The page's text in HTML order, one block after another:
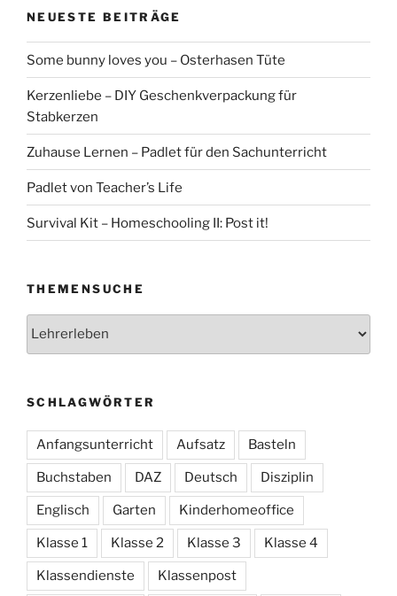
NEUESTE BEITRÄGE
Some bunny loves you – Osterhasen Tüte
Kerzenliebe – DIY Geschenkverpackung für
Stabkerzen
Zuhause Lernen – Padlet für den Sachunterricht
Padlet von Teacher’s Life
Survival Kit – Homeschooling II: Post it!
THEMENSUCHE
SCHLAGWÖRTER
Anfangsunterricht Aufsatz Basteln
Buchstaben DAZ Deutsch Disziplin
Englisch Garten Kinderhomeoffice
Klasse 1 Klasse 2 Klasse 3 Klasse 4
Klassendienste Klassenpost